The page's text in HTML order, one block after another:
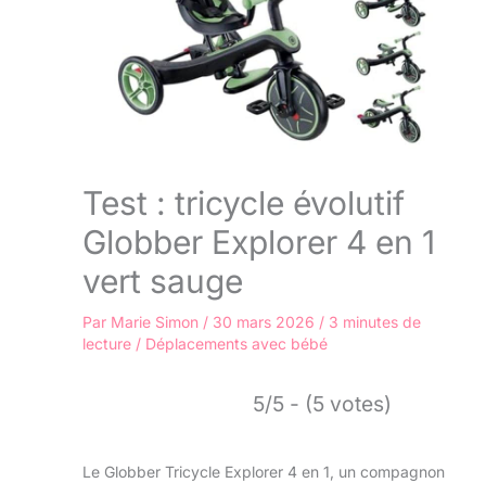
Test : tricycle évolutif
Globber Explorer 4 en 1
vert sauge
Par Marie Simon / 30 mars 2026 / 3 minutes de
lecture / Déplacements avec bébé
5/5 - (5 votes)
Le Globber Tricycle Explorer 4 en 1, un compagnon